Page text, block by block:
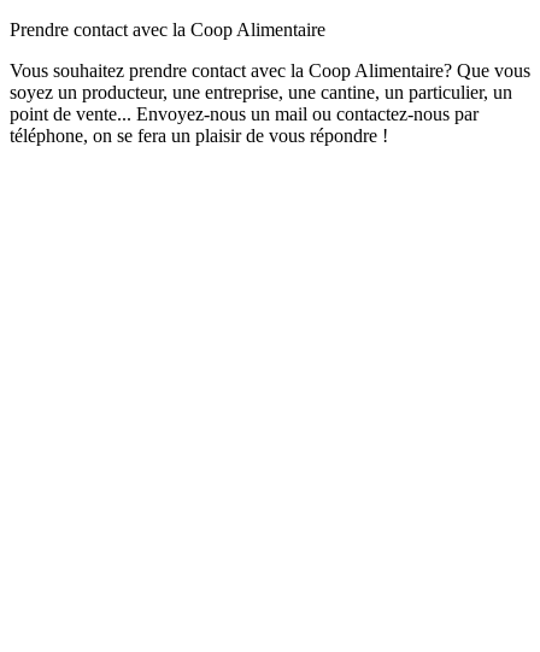
Prendre contact avec la Coop Alimentaire
Vous souhaitez prendre contact avec la Coop Alimentaire? Que vous
soyez un producteur, une entreprise, une cantine, un particulier, un
point de vente... Envoyez-nous un mail ou contactez-nous par
téléphone, on se fera un plaisir de vous répondre !